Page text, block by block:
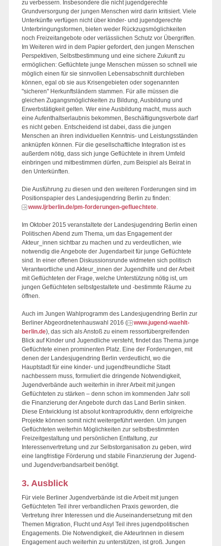
zu verbessern. Insbesondere die nicht jugendgerechte
Grundversorgung der jungen Menschen wird darin kritisiert. Viele
Unterkünfte verfügen nicht über kinder- und jugendgerechte
Unterbringungsformen, bieten weder Rückzugsmöglichkeiten
noch Freizeitangebote oder verlässlichen Schutz vor Übergriffen.
Im Weiteren wird in dem Papier gefordert, den jungen Menschen
Perspektiven, Selbstbestimmung und eine sichere Zukunft zu
ermöglichen: Geflüchtete junge Menschen müssen so schnell wie
möglich einen für sie sinnvollen Lebensabschnitt durchleben
können, egal ob sie aus Krisengebieten oder sogenannten
"sicheren" Herkunftsländern stammen. Für alle müssen die
gleichen Zugangsmöglichkeiten zu Bildung, Ausbildung und
Erwerbstätigkeit gelten. Wer eine Ausbildung macht, muss auch
eine Aufenthaltserlaubnis bekommen, Beschäftigungsverbote darf
es nicht geben. Entscheidend ist dabei, dass die jungen
Menschen an ihren individuellen Kenntnis- und Leistungsständen
anknüpfen können. Für die gesellschaftliche Integration ist es
außerdem nötig, dass sich junge Geflüchtete in ihrem Umfeld
einbringen und mitbestimmen dürfen, zum Beispiel als Beirat in
den Unterkünften.
Die Ausführung zu diesen und den weiteren Forderungen sind im
Positionspapier des Landesjugendring Berlin zu finden:
www.ljrberlin.de/pm-forderungen-gefluechtete
Im Oktober 2015 veranstaltete der Landesjugendring Berlin einen
Politischen Abend zum Thema, um das Engagement der
Akteur_innen sichtbar zu machen und zu verdeutlichen, wie
notwendig die Angebote der Jugendarbeit für junge Geflüchtete
sind. In einer offenen Diskussionsrunde widmeten sich politisch
Verantwortliche und Akteur_innen der Jugendhilfe und der Arbeit
mit Geflüchteten der Frage, welche Unterstützung nötig ist, um
jungen Geflüchteten selbstgestaltete und -bestimmte Räume zu
öffnen.
Auch im Jungen Wahlprogramm des Landesjugendring Berlin zur
Berliner Abgeordnetenhauswahl 2016 (
www.jugend-waehlt-
berlin.de), das sich als Anstoß zu einem ressortübergreifenden
Blick auf Kinder und Jugendliche versteht, findet das Thema junge
Geflüchtete einen prominenten Platz. Eine der Forderungen, mit
denen der Landesjugendring Berlin verdeutlicht, wo die
Hauptstadt für eine kinder- und jugendfreundliche Stadt
nachbessern muss, formuliert die dringende Notwendigkeit,
Jugendverbände auch weiterhin in ihrer Arbeit mit jungen
Geflüchteten zu stärken – denn schon im kommenden Jahr soll
die Finanzierung der Angebote durch das Land Berlin sinken.
Diese Entwicklung ist absolut kontraproduktiv, denn erfolgreiche
Projekte können somit nicht weitergeführt werden. Um jungen
Geflüchteten weiterhin Möglichkeiten zur selbstbestimmten
Freizeitgestaltung und persönlichen Entfaltung, zur
Interessenvertretung und zur Selbstorganisation zu geben, wird
eine langfristige Förderung und stabile Finanzierung der Jugend-
und Jugendverbandsarbeit benötigt.
3. Ausblick
Für viele Berliner Jugendverbände ist die Arbeit mit jungen
Geflüchteten Teil ihrer verbandlichen Praxis geworden, die
Vertretung ihrer Interessen und die Auseinandersetzung mit den
Themen Migration, Flucht und Asyl Teil ihres jugendpolitischen
Engagements. Die Notwendigkeit, die AkteurInnen in diesem
Engagement auch weiterhin zu unterstützen, ist groß. Jungen